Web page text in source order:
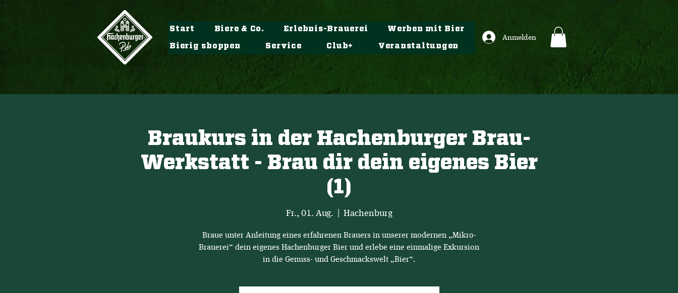
Start Biere & Co. Erlebnis-Brauerei Werben mit Bier
Bierig shoppen Service Club+ Veranstaltungen
Anmelden
Braukurs in der Hachenburger Brau-
Werkstatt - Brau dir dein eigenes Bier
(1)
Fr., 01. Aug. Hachenburg
Braue unter Anleitung eines erfahrenen Brauers in unserer modernen „Mikro-
Brauerei“ dein eigenes Hachenburger Bier und erlebe eine einmalige Exkursion
in die Genuss- und Geschmackswelt „Bier“.